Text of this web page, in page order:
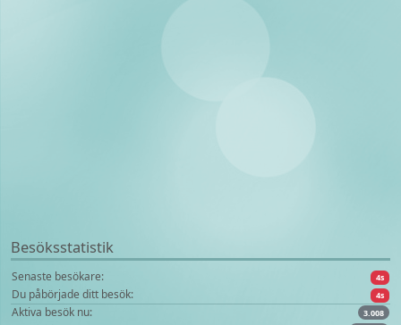
Besöksstatistik
Senaste besökare: 4s
Du påbörjade ditt besök: 4s
Aktiva besök nu: 3.008